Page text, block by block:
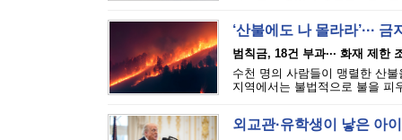
‘산불에도 나 몰라라’···
범칙금, 18건 부과··· 화재 제한
수천 명의 사람들이 맹렬한 산
지역에서는 불법적으로 불을 피
외교관·유학생이 낳은 아